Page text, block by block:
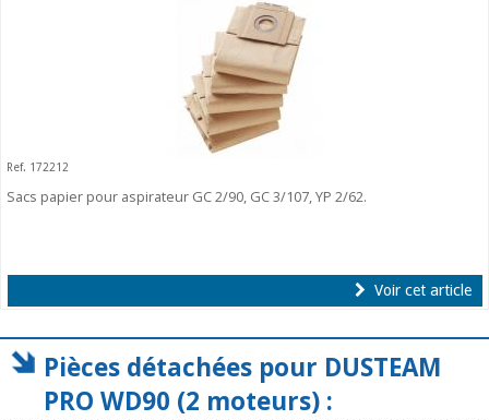
Ref. 172212
Sacs papier pour aspirateur GC 2/90, GC 3/107, YP 2/62.
Voir cet article
Pièces détachées pour DUSTEAM
PRO WD90 (2 moteurs) :